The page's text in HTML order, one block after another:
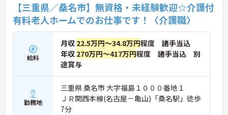
【三重県／桑名市】無資格・未経験歓迎☆介護付
有料老人ホームでのお仕事です！〈介護職〉
給料
月収 22.5万円～34.8万円程度 諸手当込
年収 270万円～417万円程度 諸手当込 別
途賞与
勤務地
三重県 桑名市 大字福島１０００番地１
ＪＲ関西本線(名古屋－亀山)「桑名駅」徒歩
7分